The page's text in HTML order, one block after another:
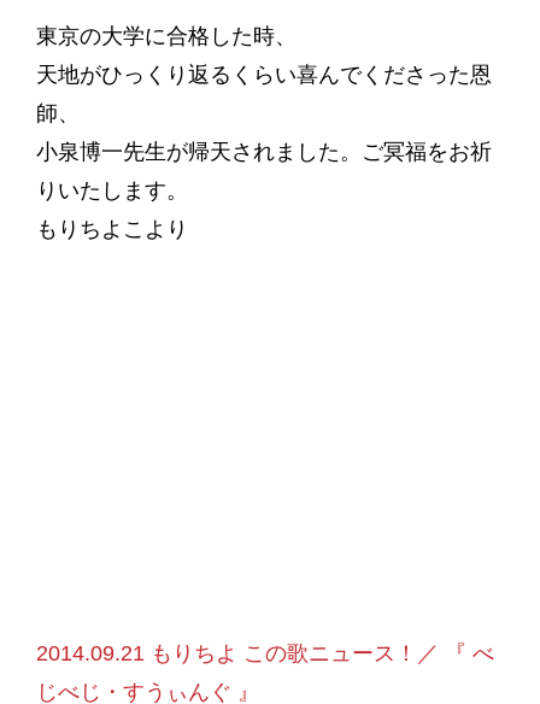
東京の大学に合格した時、
天地がひっくり返るくらい喜んでくださった恩
師、
小泉博一先生が帰天されました。ご冥福をお祈
りいたします。
もりちよこより
2014.09.21 もりちよ この歌ニュース！／ 『 べ
じべじ・すうぃんぐ 』